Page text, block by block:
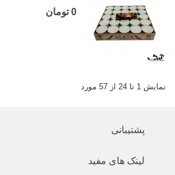
0 تومان
نمایش 1 تا 24 از 57 مورد
پشتیبانی
لینک های مفید